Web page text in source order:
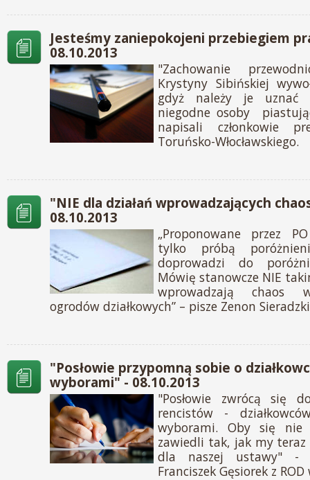
Jesteśmy zaniepokojeni przebiegiem
08.10.2013
"Zachowanie
Krystyny Sibińskiej
gdyż należy je uznać
niegodne osoby
napisali członkowie
Toruńsko-Włocławskiego.
"NIE dla działań wprowadzających
08.10.2013
„Proponowane przez
tylko próbą
doprowadzi do
Mówię stanowcze NIE
wprowadzają chaos
ogrodów działkowych” – pisze Zenon Sieradzki
"Posłowie przypomną sobie o
wyborami" - 08.10.2013
"Posłowie zwrócą się
rencistów -
wyborami. Oby się nie
zawiedli tak, jak my
dla naszej ustawy" -
Franciszek Gęsiorek z